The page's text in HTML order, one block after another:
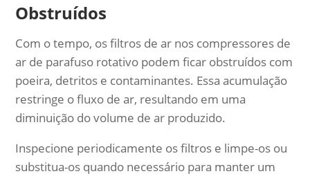
Obstruídos
Com o tempo, os filtros de ar nos compressores de
ar de parafuso rotativo podem ficar obstruídos com
poeira, detritos e contaminantes. Essa acumulação
restringe o fluxo de ar, resultando em uma
diminuição do volume de ar produzido.
Inspecione periodicamente os filtros e limpe-os ou
substitua-os quando necessário para manter um